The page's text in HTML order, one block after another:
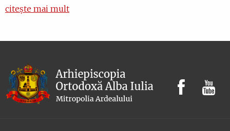
citește mai mult